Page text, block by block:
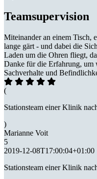
Teamsupervision
Miteinander an einem Tisch,
lange gärt - und dabei die
Laden um die Ohren fliegt,
Danke für die Erfahrung, um
Sachverhalte und
(
Stationsteam einer Klinik
)
Marianne Voit
5
2019-12-08T17:00:04+01:00
Stationsteam einer Klinik